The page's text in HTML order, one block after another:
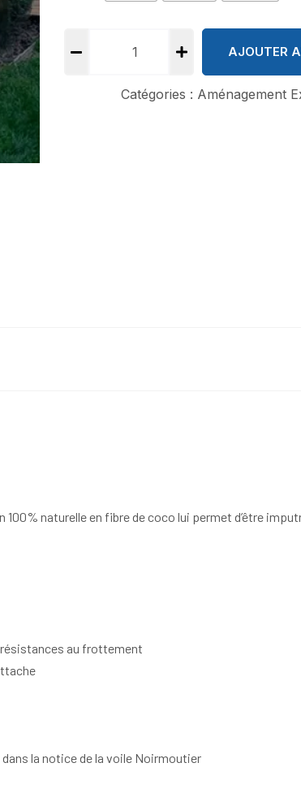
AJOUTER
Catégories : Aménagement
naturelle en fibre de coco lui permet d’être
résistances au frottement
la notice de la voile Noirmoutier